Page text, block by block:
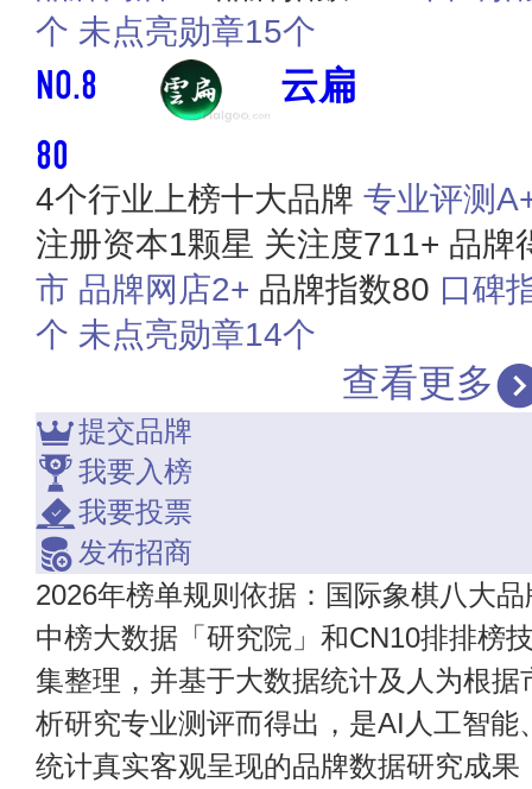
个 未点亮勋章15个
NO.8 云扁
80
4个行业上榜十大品牌 专业评测
注册资本1颗星 关注度711+ 品牌
市 品牌网店2+ 品牌指数80 口碑
个 未点亮勋章14个
查看更多
提交品牌
我要入榜
我要投票
发布招商
2026年榜单规则依据：国际象棋八大
中榜大数据「研究院」和CN10排排榜
集整理，并基于大数据统计及人为根
析研究专业测评而得出，是AI人工智能
统计真实客观呈现的品牌数据研究成